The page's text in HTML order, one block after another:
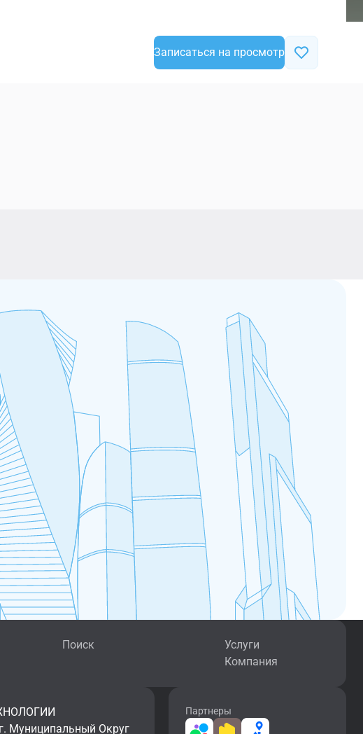
Записаться на просмотр
Поиск
Услуги
Компания
Муниципальный Округ
Партнеры